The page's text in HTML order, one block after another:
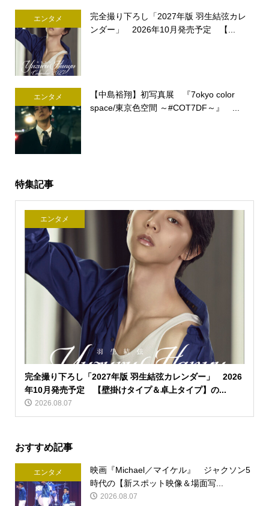
エンタメ
完全撮り下ろし「2027年版 羽生結弦カレ
ンダー」 2026年10月発売予定 【...
エンタメ
【中島裕翔】初写真展 『7okyo color
space/東京色空間 ～#COT7DF～』 ...
特集記事
エンタメ
完全撮り下ろし「2027年版 羽生結弦カレンダー」 2026
年10月発売予定 【壁掛けタイプ＆卓上タイプ】の...
2026.08.07
おすすめ記事
エンタメ
映画『Michael／マイケル』 ジャクソン5
時代の【新スポット映像＆場面写...
2026.08.07